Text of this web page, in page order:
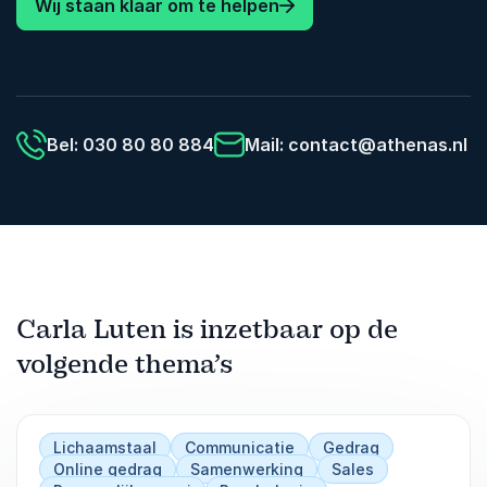
effectiviteit.
Wij staan klaar om te helpen
Bel: 030 80 80 884 Mail: contact@athenas.nl
Carla Luten is inzetbaar op de
volgende thema’s
Lichaamstaal Communicatie
Gedrag
Online gedrag
Samenwerking
Sales